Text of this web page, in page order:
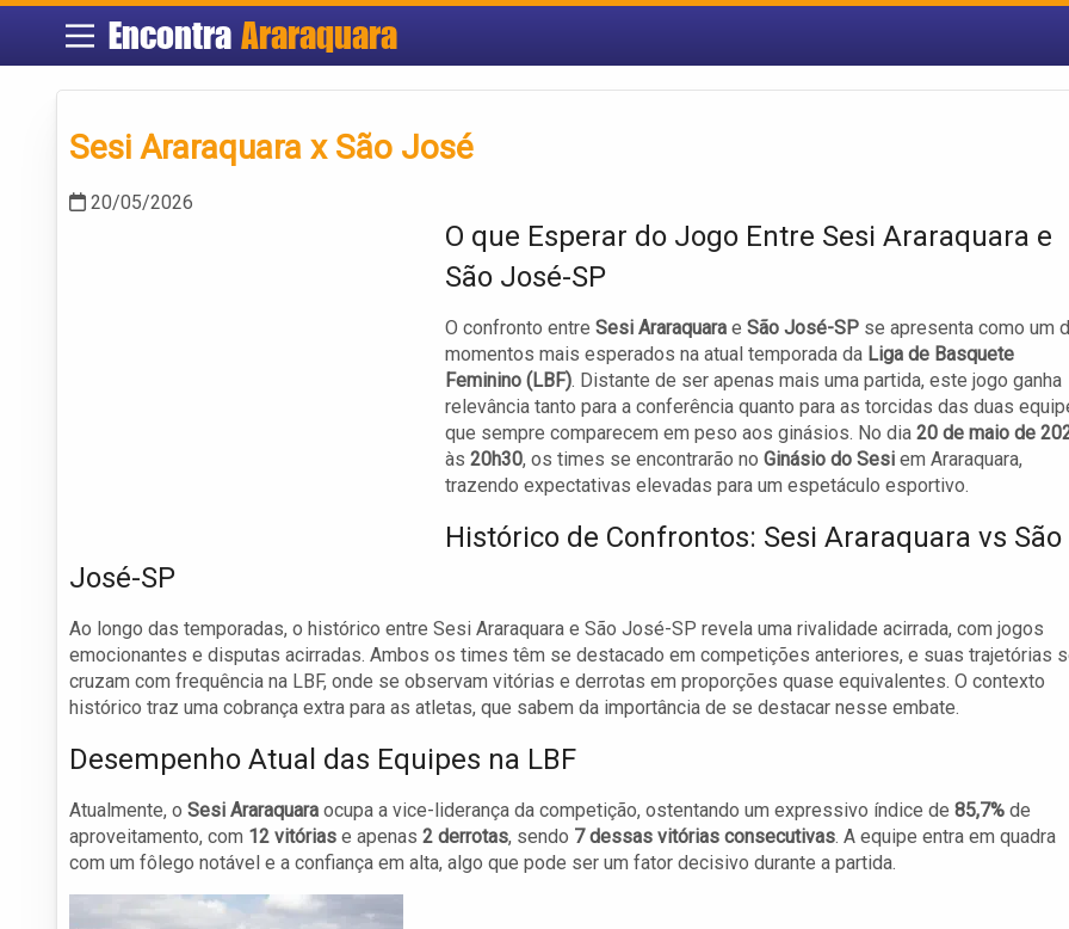
Encontra Araraquara
Sesi Araraquara x São José
20/05/2026
O que Esperar do Jogo Entre Sesi Araraquara e
São José-SP
O confronto entre Sesi Araraquara e São José-SP se apresenta como um
momentos mais esperados na atual temporada da Liga de Basquete
Feminino (LBF). Distante de ser apenas mais uma partida, este jogo ganha
relevância tanto para a conferência quanto para as torcidas das duas
que sempre comparecem em peso aos ginásios. No dia 20 de maio de
às 20h30, os times se encontrarão no Ginásio do Sesi em Araraquara,
trazendo expectativas elevadas para um espetáculo esportivo.
Histórico de Confrontos: Sesi Araraquara vs São
José-SP
Ao longo das temporadas, o histórico entre Sesi Araraquara e São José-SP revela uma rivalidade acirrada, com jogos
emocionantes e disputas acirradas. Ambos os times têm se destacado em competições anteriores, e suas trajetórias
cruzam com frequência na LBF, onde se observam vitórias e derrotas em proporções quase equivalentes. O contexto
histórico traz uma cobrança extra para as atletas, que sabem da importância de se destacar nesse embate.
Desempenho Atual das Equipes na LBF
Atualmente, o Sesi Araraquara ocupa a vice-liderança da competição, ostentando um expressivo índice de 85,7% de
aproveitamento, com 12 vitórias e apenas 2 derrotas, sendo 7 dessas vitórias consecutivas. A equipe entra em quadra
com um fôlego notável e a confiança em alta, algo que pode ser um fator decisivo durante a partida.